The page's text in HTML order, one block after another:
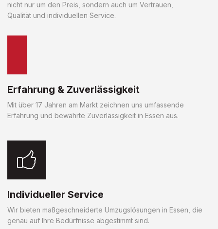
nicht nur um den Preis, sondern auch um Vertrauen,
Qualität und individuellen Service.
Erfahrung & Zuverlässigkeit
Mit über 17 Jahren am Markt zeichnen uns umfassende
Erfahrung und bewährte Zuverlässigkeit in Essen aus.
Individueller Service
Wir bieten maßgeschneiderte Umzugslösungen in Essen, die
genau auf Ihre Bedürfnisse abgestimmt sind.